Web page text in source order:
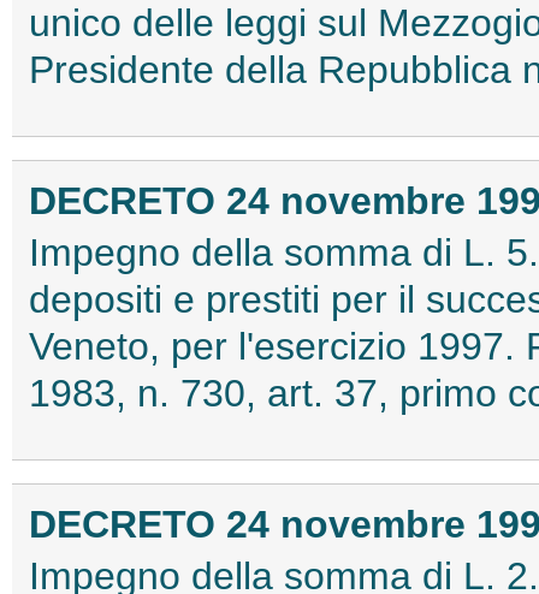
unico delle leggi sul
Presidente della Repubblica
DECRETO 24 novembre
Impegno della somma di L.
depositi e prestiti per il
Veneto, per l'esercizio 1997.
1983, n. 730, art. 37, primo
DECRETO 24 novembre
Impegno della somma di L.